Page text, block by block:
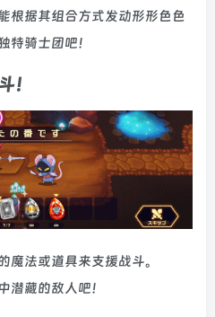
据其组合方式发动形形色色
特骑士团吧！
！
魔法或道具来支援战斗。
潜藏的敌人吧！